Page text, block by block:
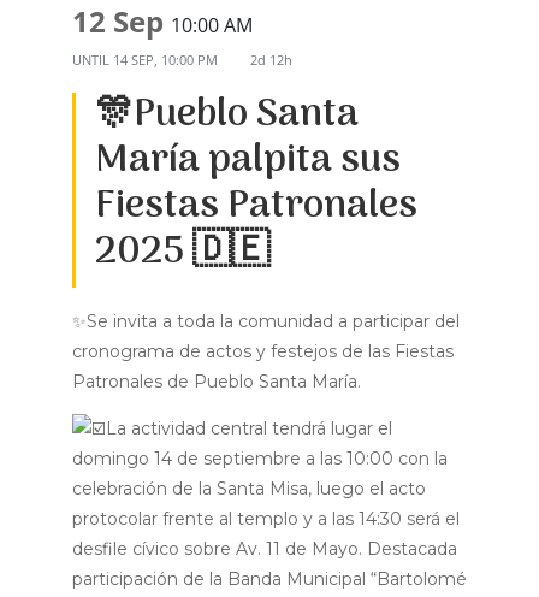
12 Sep 10:00 AM
UNTIL 14 SEP, 10:00 PM 2d 12h
🎊Pueblo Santa
María palpita sus
Fiestas Patronales
2025 🇩🇪
✨Se invita a toda la comunidad a participar del
cronograma de actos y festejos de las Fiestas
Patronales de Pueblo Santa María.
La actividad central tendrá lugar el
domingo 14 de septiembre a las 10:00 con la
celebración de la Santa Misa, luego el acto
protocolar frente al templo y a las 14:30 será el
desfile cívico sobre Av. 11 de Mayo. Destacada
participación de la Banda Municipal “Bartolomé